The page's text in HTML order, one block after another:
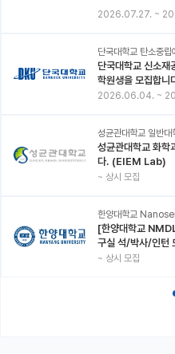
2026.07.27. ~
단국대학교 탄소중립
단국대학교 신소재
학원생을 모집합니
2026.06.04. ~
성균관대학교 일반
성균관대학교 화학
다. (EIEM Lab)
~ 상시 모집
[한양대학교
구실 석/박사/인턴
~ 상시 모집